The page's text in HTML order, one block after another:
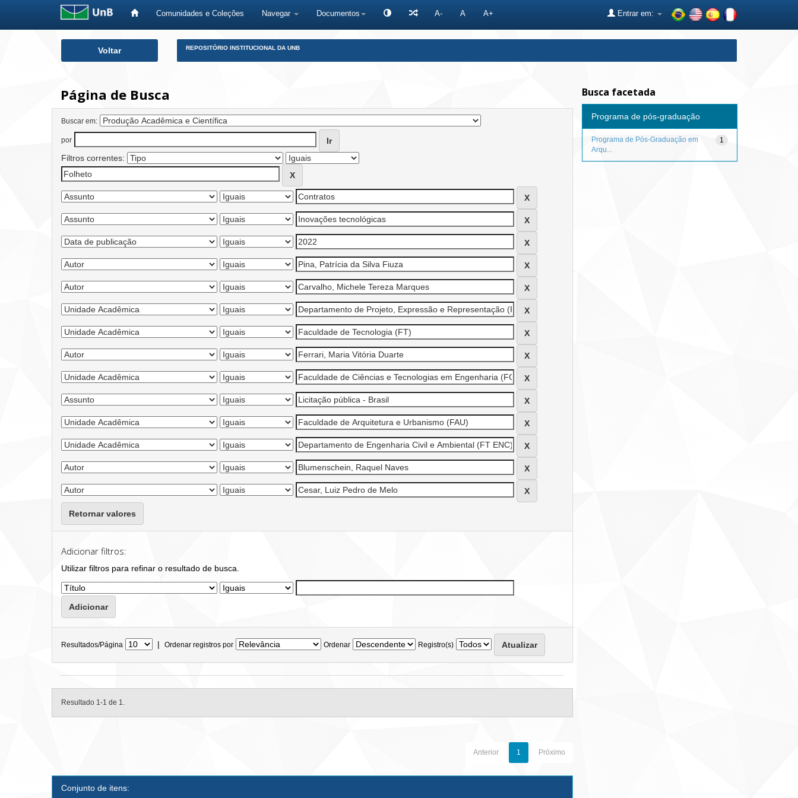
Comunidades e Coleções Navegar Documentos A- A A+ Entrar em:
Voltar REPOSITÓRIO INSTITUCIONAL DA UNB
Página de Busca
Buscar em:
por
Filtros correntes:
Retornar valores
Adicionar filtros:
Utilizar filtros para refinar o resultado de busca.
Resultados/Página | Ordenar registros por Ordenar Registro(s)
Resultado 1-1 de 1.
Anterior 1 Próximo
Conjunto de itens:
Busca facetada
Programa de pós-graduação
1
Programa de Pós-Graduação em
Arqu...